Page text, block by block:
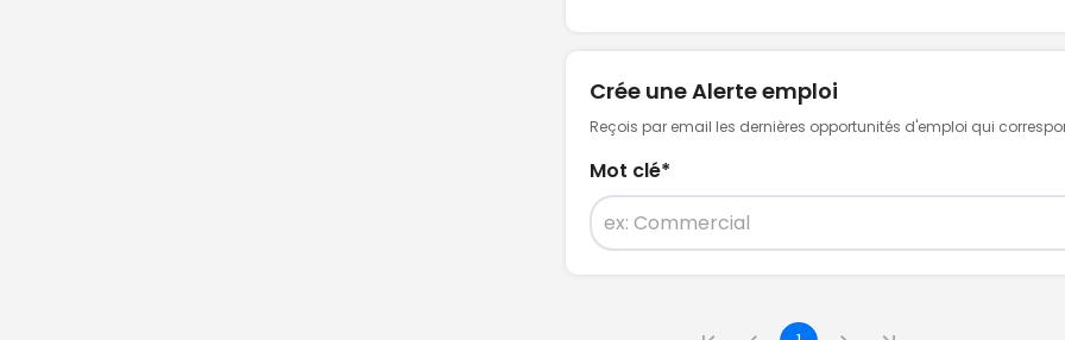
Crée une Alerte emploi
Reçois par email les dernières opportunités d'emploi qui
Mot clé*